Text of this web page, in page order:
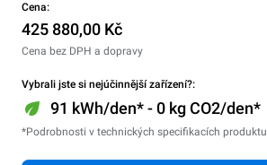
Cena:
425 880,00 Kč
Cena bez DPH a dopravy
Vybrali jste si nejúčinnější zařízení?:
91 kWh/den* - 0 kg CO2/den*
*Podrobnosti v technických specifikacích produktu